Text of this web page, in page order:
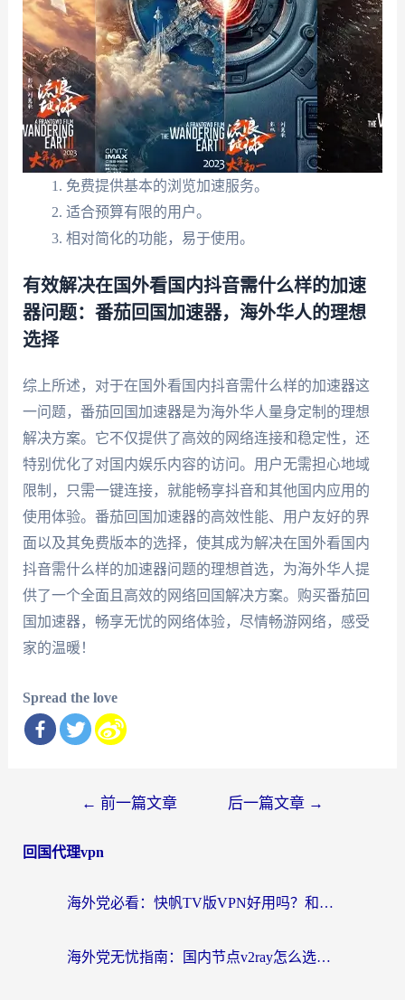
免费提供基本的浏览加速服务。
适合预算有限的用户。
相对简化的功能，易于使用。
有效解决在国外看国内抖音需什么样的加速
器问题：番茄回国加速器，海外华人的理想
选择
综上所述，对于在国外看国内抖音需什么样的加速器这
一问题，番茄回国加速器是为海外华人量身定制的理想
解决方案。它不仅提供了高效的网络连接和稳定性，还
特别优化了对国内娱乐内容的访问。用户无需担心地域
限制，只需一键连接，就能畅享抖音和其他国内应用的
使用体验。番茄回国加速器的高效性能、用户友好的界
面以及其免费版本的选择，使其成为解决在国外看国内
抖音需什么样的加速器问题的理想首选，为海外华人提
供了一个全面且高效的网络回国解决方案。购买番茄回
国加速器，畅享无忧的网络体验，尽情畅游网络，感受
家的温暖！
Spread the love
导
← 前一篇文章 后一篇文章 →
回国代理vpn
海外党必看：快帆TV版VPN好用吗？和快游VPN对比哪个回国效果更好？附实用避坑指南
海外党无忧指南：国内节点v2ray怎么选？一键回国VPN+多场景实测帮你避坑